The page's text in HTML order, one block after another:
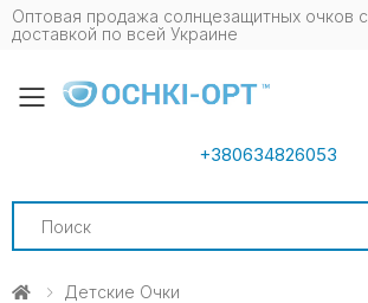
Оптовая продажа солнцезащитных очков c
доставкой по всей Украине
Toggle mobile menu
+380634826053
Search
Детские Очки